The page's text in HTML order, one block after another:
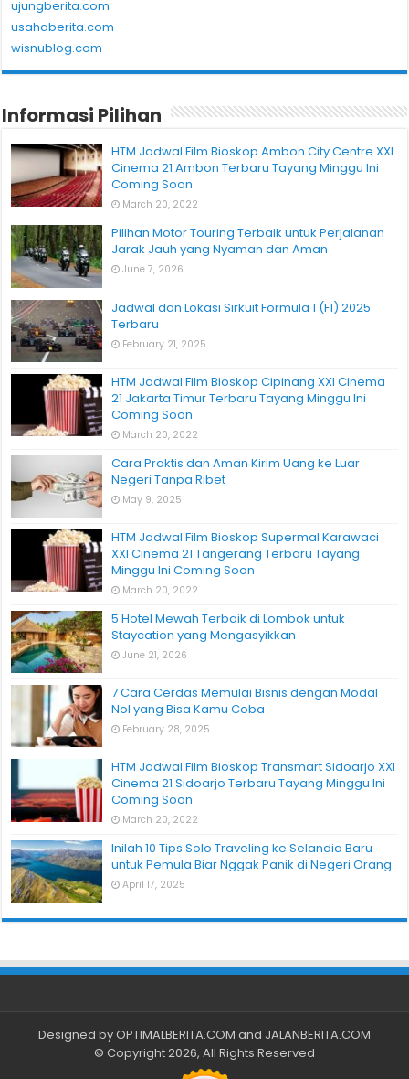
ujungberita.com
usahaberita.com
wisnublog.com
Informasi Pilihan
HTM Jadwal Film Bioskop Ambon City Centre XXI
Cinema 21 Ambon Terbaru Tayang Minggu Ini
Coming Soon
March 20, 2022
Pilihan Motor Touring Terbaik untuk Perjalanan
Jarak Jauh yang Nyaman dan Aman
June 7, 2026
Jadwal dan Lokasi Sirkuit Formula 1 (F1) 2025
Terbaru
February 21, 2025
HTM Jadwal Film Bioskop Cipinang XXI Cinema
21 Jakarta Timur Terbaru Tayang Minggu Ini
Coming Soon
March 20, 2022
Cara Praktis dan Aman Kirim Uang ke Luar
Negeri Tanpa Ribet
May 9, 2025
HTM Jadwal Film Bioskop Supermal Karawaci
XXI Cinema 21 Tangerang Terbaru Tayang
Minggu Ini Coming Soon
March 20, 2022
5 Hotel Mewah Terbaik di Lombok untuk
Staycation yang Mengasyikkan
June 21, 2026
7 Cara Cerdas Memulai Bisnis dengan Modal
Nol yang Bisa Kamu Coba
February 28, 2025
HTM Jadwal Film Bioskop Transmart Sidoarjo XXI
Cinema 21 Sidoarjo Terbaru Tayang Minggu Ini
Coming Soon
March 20, 2022
Inilah 10 Tips Solo Traveling ke Selandia Baru
untuk Pemula Biar Nggak Panik di Negeri Orang
April 17, 2025
Designed byOPTIMALBERITA.COM and JALANBERITA.COM
© Copyright 2026, All Rights Reserved